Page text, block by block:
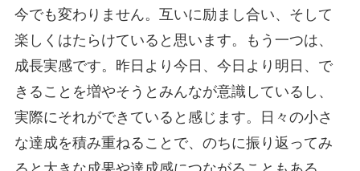
今でも変わりません。互いに励まし合い、そして
楽しくはたらけていると思います。もう一つは、
成長実感です。昨日より今日、今日より明日、で
きることを増やそうとみんなが意識しているし、
実際にそれができていると感じます。日々の小さ
な達成を積み重ねることで、のちに振り返ってみ